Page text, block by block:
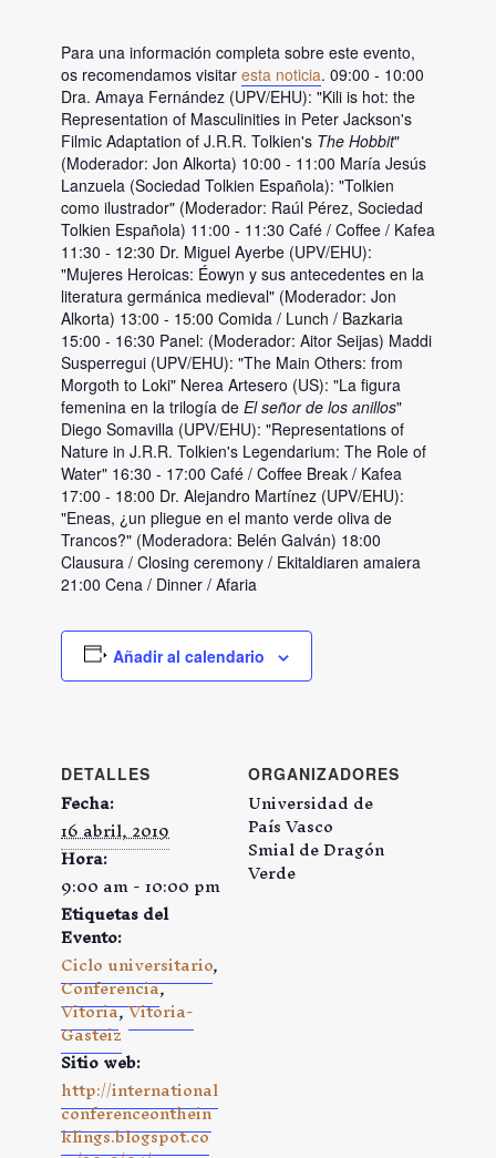
Para una información completa sobre este evento,
os recomendamos visitar esta noticia. 09:00 - 10:00
Dra. Amaya Fernández (UPV/EHU): "Kili is hot: the
Representation of Masculinities in Peter Jackson's
Filmic Adaptation of J.R.R. Tolkien's The Hobbit"
(Moderador: Jon Alkorta) 10:00 - 11:00 María Jesús
Lanzuela (Sociedad Tolkien Española): "Tolkien
como ilustrador" (Moderador: Raúl Pérez, Sociedad
Tolkien Española) 11:00 - 11:30 Café / Coffee / Kafea
11:30 - 12:30 Dr. Miguel Ayerbe (UPV/EHU):
"Mujeres Heroicas: Éowyn y sus antecedentes en la
literatura germánica medieval" (Moderador: Jon
Alkorta) 13:00 - 15:00 Comida / Lunch / Bazkaria
15:00 - 16:30 Panel: (Moderador: Aitor Seijas) Maddi
Susperregui (UPV/EHU): "The Main Others: from
Morgoth to Loki" Nerea Artesero (US): "La figura
femenina en la trilogía de El señor de los anillos"
Diego Somavilla (UPV/EHU): "Representations of
Nature in J.R.R. Tolkien's Legendarium: The Role of
Water" 16:30 - 17:00 Café / Coffee Break / Kafea
17:00 - 18:00 Dr. Alejandro Martínez (UPV/EHU):
"Eneas, ¿un pliegue en el manto verde oliva de
Trancos?" (Moderadora: Belén Galván) 18:00
Clausura / Closing ceremony / Ekitaldiaren amaiera
21:00 Cena / Dinner / Afaria
Añadir al calendario
DETALLES
Fecha:
16 abril, 2019
Hora:
9:00 am - 10:00 pm
Etiquetas del
Evento:
Ciclo universitario,
Conferencia,
Vitoria,Vitoria-
Gasteiz
Sitio web:
http://international
conferenceonthein
klings.blogspot.co
ORGANIZADORES
Universidad de
País Vasco
Smial de Dragón
Verde